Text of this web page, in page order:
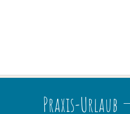
Praxis-Urlaub